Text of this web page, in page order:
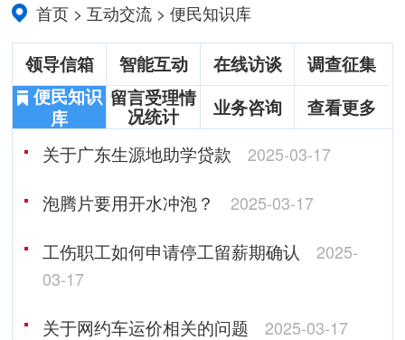
首页 >互动交流 >便民知识库
领导信箱 智能互动 在线访谈
调查征集
便民知识
库
留言受理情
况统计 业务咨询
查看更多
关于广东生源地助学贷款
2025-03-17
泡腾片要用开水冲泡？ 2025-03-17
工伤职工如何申请停工留薪期确认
2025-
03-17
关于网约车运价相关的问题 2025-03-17